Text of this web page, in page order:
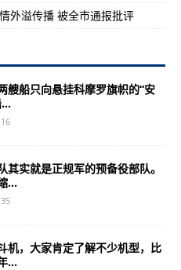
外溢传播 被全市通报批评
艘船只向悬挂科摩罗旗帜的“安
其实就是正规军的预备役部队。
...
机，大家肯定了解不少机型，比
...